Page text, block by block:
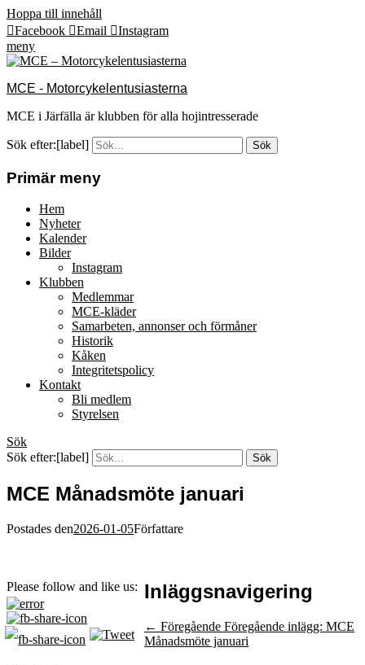
Hoppa till innehåll
Facebook
Email
Instagram
meny
MCE - Motorcykelentusiasterna
MCE i Järfälla är klubben för alla hojintresserade
Sök efter:[label]
Primär meny
Hem
Nyheter
Kalender
Bilder
Instagram
Klubben
Medlemmar
MCE-kläder
Samarbeten, annonser och förmåner
Historik
Kåken
Integritetspolicy
Kontakt
Bli medlem
Styrelsen
Sök
Sök efter:[label]
MCE Månadsmöte januari
Postades den2026-01-05Författare
Please follow and like us: Inläggsnavigering
← Föregående Föregående inlägg: MCE
Månadsmöte januari